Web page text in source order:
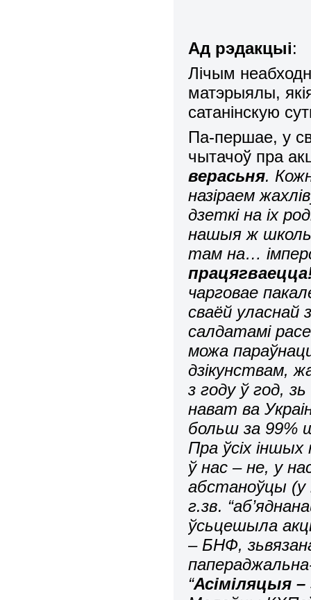
Ад рэдакцыі:
Лічым
матэрыялы,
сатанінскую
Па-першае, у
чытачоў пра
верасьня.
назіраем
дзеткі на іх
нашыя ж школы
там на…
чарговае
сваёй уласнай
салдатамі
можа
дзікунствам,
з году ў год,
нават ва
больш за 99%
Пра ўсіх
ў нас – не, у
абстаноўцы (у
г.зв.
ўсьцешыла
– БНФ,
“Асіміляцыя